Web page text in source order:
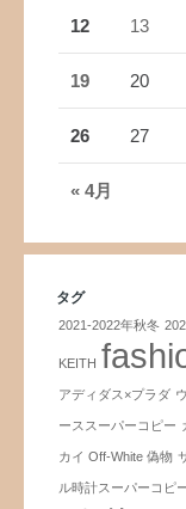
« 4月
12 13
19 20
26 27
タグ
2021-2022年秋冬
KEITH
アディダス×プラダ
ーススーパーコピー
カイ Off-White 偽物
ル時計スーパーコピ